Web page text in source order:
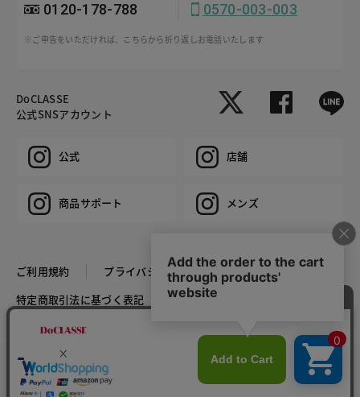
カラー・サイズを選択する
0120-178-788 0570-003-003
※ご申告をいただければ、こちらから折り返しお電話いたします
DoCLASSE
公式SNSアカウント
公式 店舗
商品サポート メンズ
ご利用規約
プライバシーポリシー
特定商取引法に基づく表記
推奨環境
COPYRIGHT © DoCLASSE ALL RIGHTS RESERVED.